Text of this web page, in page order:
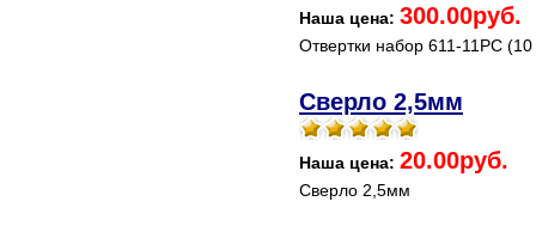
Наша цена: 300.00руб.
Отвертки набор 611-11PC (10
Сверло 2,5мм
Наша цена: 20.00руб.
Сверло 2,5мм